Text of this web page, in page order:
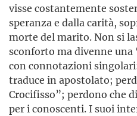
visse costantemente
speranza e dalla carità,
morte del marito. Non si
sconforto ma divenne una
con connotazioni
traduce in apostolato;
Crocifisso”; perdono che
per i conoscenti. I suoi